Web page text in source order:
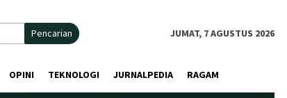
Pencarian JUMAT, 7 AGUSTUS 2026
OPINI TEKNOLOGI JURNALPEDIA RAGAM